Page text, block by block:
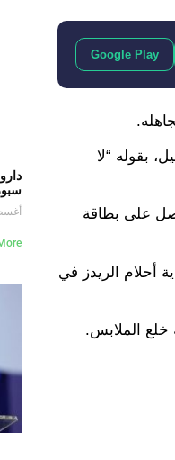
Google Play
بقوله “لا
على بطاقة
أحلام الريدز في
خلع الملابس.
أغسطس
»